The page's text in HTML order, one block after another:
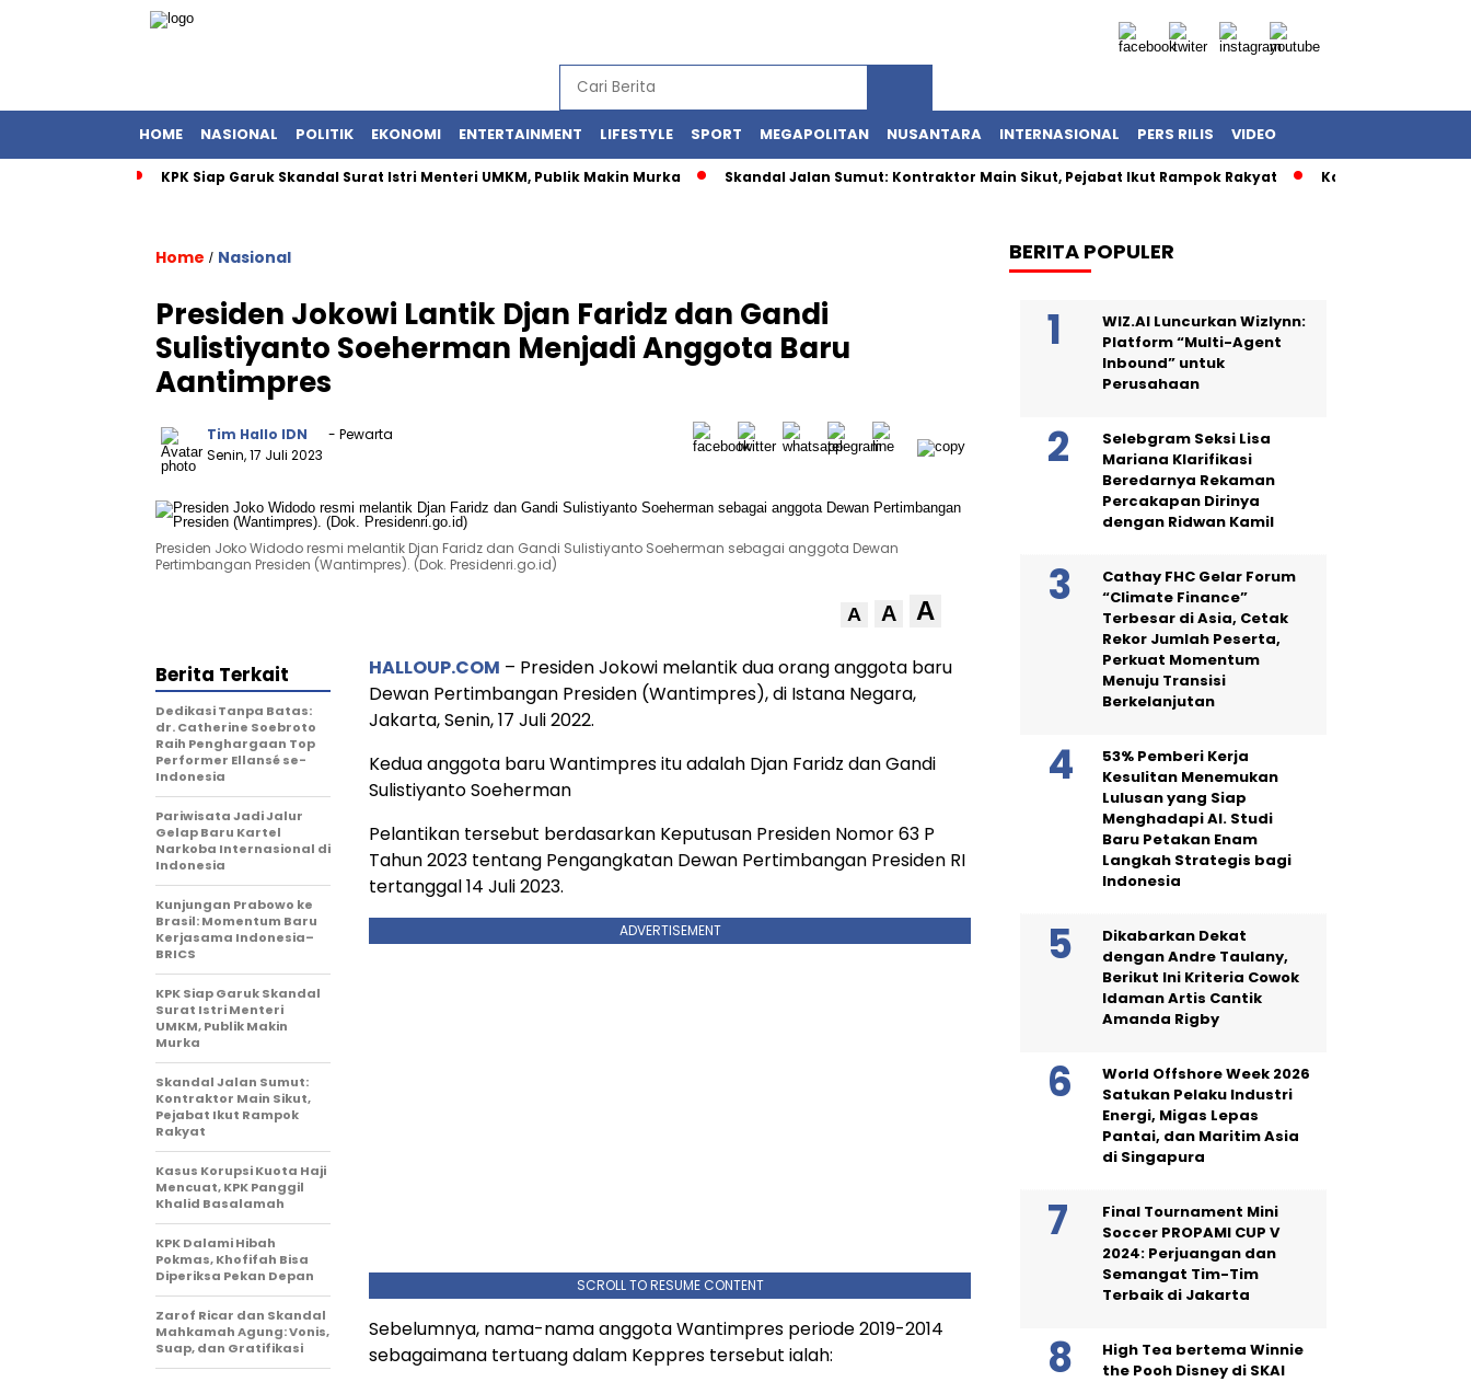
HOME NASIONAL POLITIK EKONOMI ENTERTAINMENT LIFESTYLE SPORT MEGAPOLITAN NUSANTARA INTERNASIONAL PERS RILIS VIDEO
KPK Siap Garuk Skandal Surat Istri Menteri UMKM, Publik Makin Murka Skandal Jalan Sumut: Kontraktor Main Sikut, Pejabat Ikut Rampok Rakyat Kasus Korupsi
Home / Nasional
Presiden Jokowi Lantik Djan Faridz dan Gandi
Sulistiyanto Soeherman Menjadi Anggota Baru
Aantimpres
Tim Hallo IDN
- Pewarta
Senin, 17 Juli 2023
Presiden Joko Widodo resmi melantik Djan Faridz dan Gandi Sulistiyanto Soeherman sebagai anggota Dewan
Pertimbangan Presiden (Wantimpres). (Dok. Presidenri.go.id)
A A A
HALLOUP.COM – Presiden Jokowi melantik dua orang anggota baru
Dewan Pertimbangan Presiden (Wantimpres), di Istana Negara,
Jakarta, Senin, 17 Juli 2022.
Kedua anggota baru Wantimpres itu adalah Djan Faridz dan Gandi
Sulistiyanto Soeherman
Pelantikan tersebut berdasarkan Keputusan Presiden Nomor 63 P
Tahun 2023 tentang Pengangkatan Dewan Pertimbangan Presiden RI
tertanggal 14 Juli 2023.
ADVERTISEMENT
SCROLL TO RESUME CONTENT
Sebelumnya, nama-nama anggota Wantimpres periode 2019-2014
sebagaimana tertuang dalam Keppres tersebut ialah:
Berita Terkait
Dedikasi Tanpa Batas:
dr. Catherine Soebroto
Raih Penghargaan Top
Performer Ellansé se-
Indonesia
Pariwisata Jadi Jalur
Gelap Baru Kartel
Narkoba Internasional di
Indonesia
Kunjungan Prabowo ke
Brasil: Momentum Baru
Kerjasama Indonesia–
BRICS
KPK Siap Garuk Skandal
Surat Istri Menteri
UMKM, Publik Makin
Murka
Skandal Jalan Sumut:
Kontraktor Main Sikut,
Pejabat Ikut Rampok
Rakyat
Kasus Korupsi Kuota Haji
Mencuat, KPK Panggil
Khalid Basalamah
KPK Dalami Hibah
Pokmas, Khofifah Bisa
Diperiksa Pekan Depan
Zarof Ricar dan Skandal
Mahkamah Agung: Vonis,
Suap, dan Gratifikasi
BERITA POPULER
WIZ.AI Luncurkan Wizlynn:
Platform “Multi-Agent
Inbound” untuk
Perusahaan
Selebgram Seksi Lisa
Mariana Klarifikasi
Beredarnya Rekaman
Percakapan Dirinya
dengan Ridwan Kamil
Cathay FHC Gelar Forum
“Climate Finance”
Terbesar di Asia, Cetak
Rekor Jumlah Peserta,
Perkuat Momentum
Menuju Transisi
Berkelanjutan
53% Pemberi Kerja
Kesulitan Menemukan
Lulusan yang Siap
Menghadapi AI. Studi
Baru Petakan Enam
Langkah Strategis bagi
Indonesia
Dikabarkan Dekat
dengan Andre Taulany,
Berikut Ini Kriteria Cowok
Idaman Artis Cantik
Amanda Rigby
World Offshore Week 2026
Satukan Pelaku Industri
Energi, Migas Lepas
Pantai, dan Maritim Asia
di Singapura
Final Tournament Mini
Soccer PROPAMI CUP V
2024: Perjuangan dan
Semangat Tim-Tim
Terbaik di Jakarta
High Tea bertema Winnie
the Pooh Disney di SKAI